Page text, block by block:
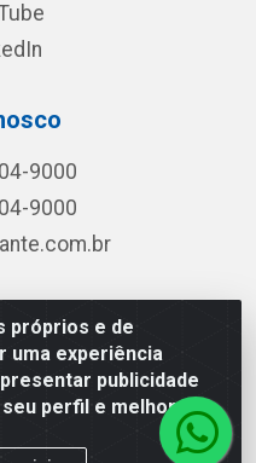
próprios e de
uma experiência
publicidade
perfil e melhorar a
9000
9000
699 - Aviário,
44.096-218 - CNPJ
08